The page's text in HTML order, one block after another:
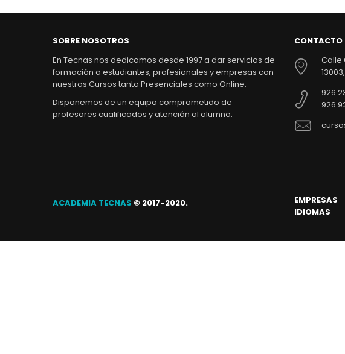
SOBRE NOSOTROS
En Tecnas nos dedicamos desde 1997 a dar servicios de
formación a estudiantes, profesionales y empresas con
nuestros Cursos tanto Presenciales como Online.
Disponemos de un equipo comprometido de
profesores cualificados y atención al alumno.
CONTACTO
Calle
926
926
ACADEMIA TECNAS © 2017-2020. EMPRESAS
IDIOMAS